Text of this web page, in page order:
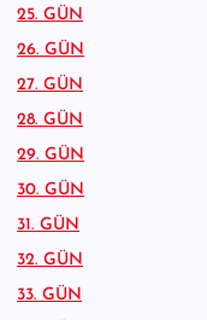
25. GÜN
26. GÜN
27. GÜN
28. GÜN
29. GÜN
30. GÜN
31. GÜN
32. GÜN
33. GÜN